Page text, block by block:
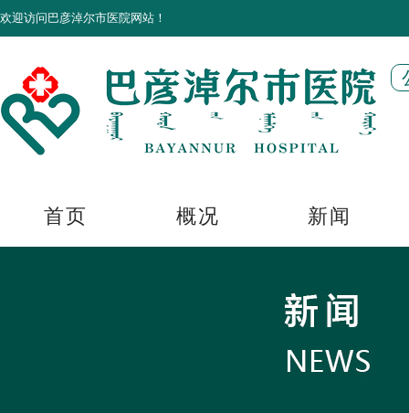
欢迎访问巴彦淖尔市医院网站！
首页 概况 新闻